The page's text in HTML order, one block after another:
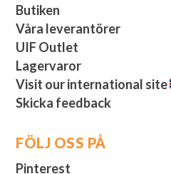
Butiken
Våra leverantörer
UIF Outlet
Lagervaror
Visit our international site
Skicka feedback
FÖLJ OSS PÅ
Pinterest